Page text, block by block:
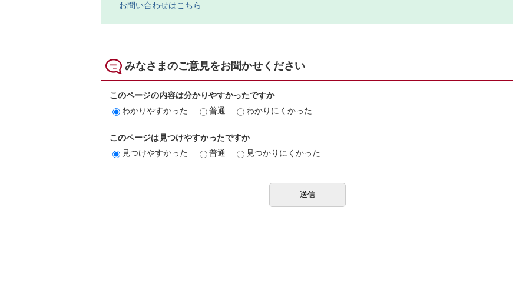
お問い合わせはこちら
みなさまのご意見をお聞かせください
このページの内容は分かりやすかったですか
わかりやすかった
普通 わかりにくかった
このページは見つけやすかったですか
見つけやすかった
普通 見つかりにくかった